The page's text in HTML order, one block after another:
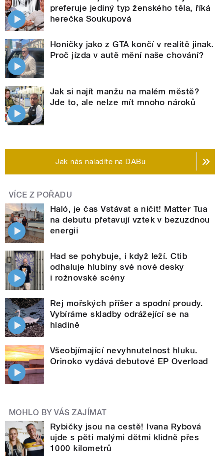
preferuje jediný typ ženského těla, říká
herečka Soukupová
Honičky jako z GTA končí v realitě jinak.
Proč jízda v autě mění naše chování?
Jak si najít manžu na malém městě?
Jde to, ale nelze mít mnoho nároků
Jak nás naladíte na DABu
VÍCE Z POŘADU
Haló, je čas Vstávat a ničit! Matter Tua
na debutu přetavují vztek v bezuzdnou
energii
Had se pohybuje, i když leží. Ctib
odhaluje hlubiny své nové desky
i rožnovské scény
Rej mořských příšer a spodní proudy.
Vybíráme skladby odrážející se na
hladině
Všeobjímající nevyhnutelnost hluku.
Orinoko vydává debutové EP Overload
MOHLO BY VÁS ZAJÍMAT
Rybičky jsou na cestě! Ivana Rybová
ujde s pěti malými dětmi klidně přes
1000 kilometrů